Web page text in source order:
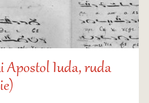
Apostol Iuda, ruda